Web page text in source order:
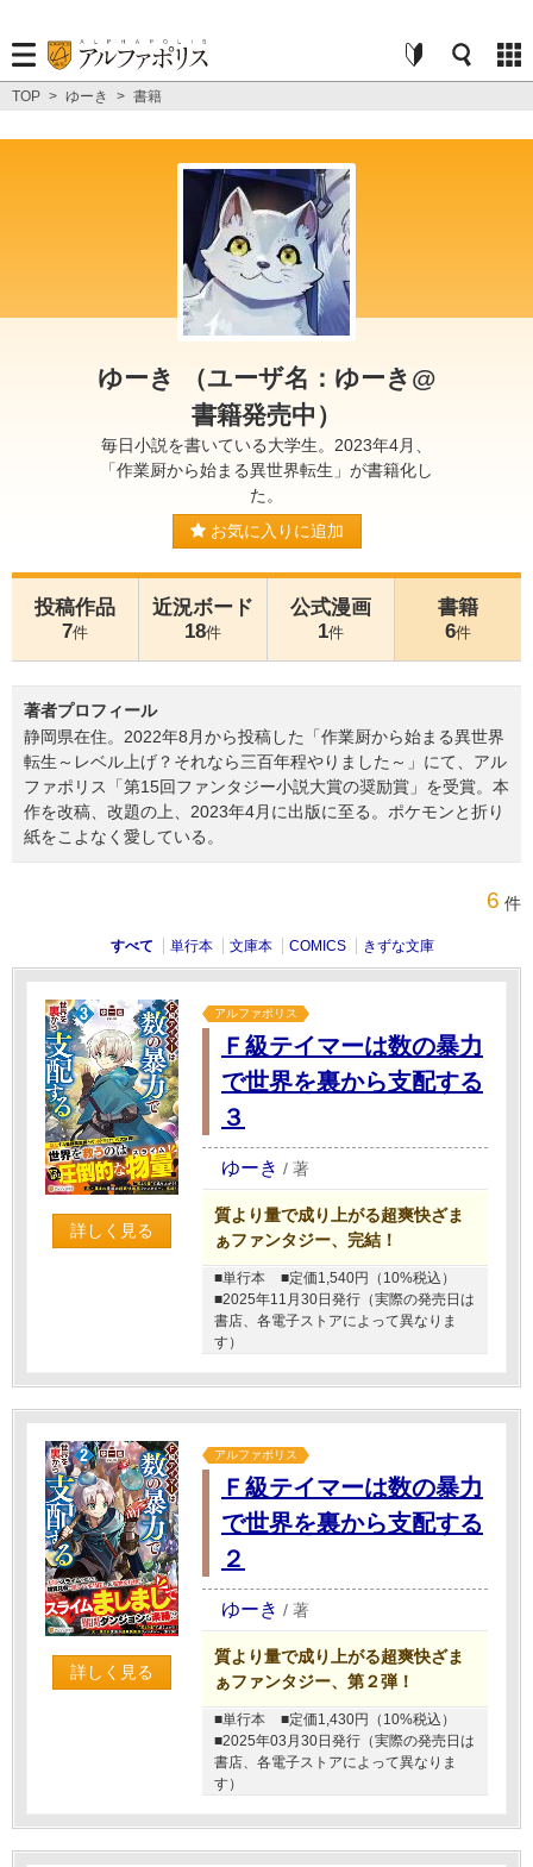
TOP > ゆーき > 書籍
ゆーき （ユーザ名：ゆーき@
書籍発売中）
毎日小説を書いている大学生。2023年4月、
「作業厨から始まる異世界転生」が書籍化し
た。
お気に入りに追加
投稿作品
7件
近況ボード
18件
公式漫画
1件
書籍
6件
著者プロフィール
静岡県在住。2022年8月から投稿した「作業厨から始まる異世界
転生～レベル上げ？それなら三百年程やりました～」にて、アル
ファポリス「第15回ファンタジー小説大賞の奨励賞」を受賞。本
作を改稿、改題の上、2023年4月に出版に至る。ポケモンと折り
紙をこよなく愛している。
6 件
すべて 単行本 文庫本 COMICS きずな文庫
詳しく見る
アルファポリス
Ｆ級テイマーは数の暴力
で世界を裏から支配する
３
ゆーき / 著
質より量で成り上がる超爽快ざま
ぁファンタジー、完結！
■単行本
■定価1,540円（10%税込）
■2025年11月30日発行（実際の発売日は
書店、各電子ストアによって異なりま
す）
詳しく見る
アルファポリス
Ｆ級テイマーは数の暴力
で世界を裏から支配する
２
ゆーき / 著
質より量で成り上がる超爽快ざま
ぁファンタジー、第２弾！
■単行本
■定価1,430円（10%税込）
■2025年03月30日発行（実際の発売日は
書店、各電子ストアによって異なりま
す）